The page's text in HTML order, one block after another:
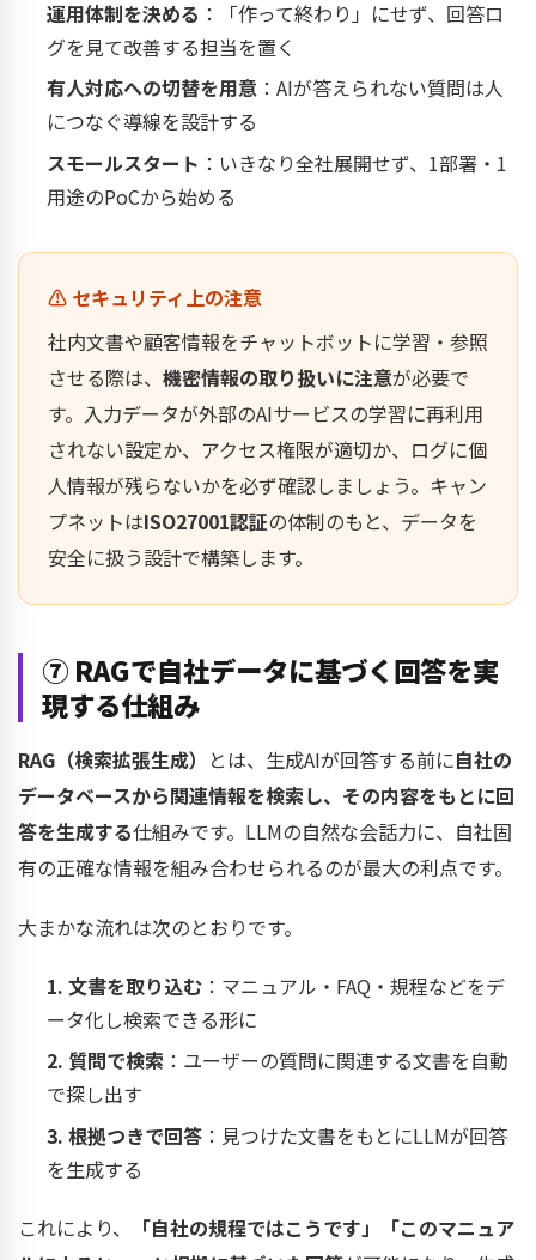
運用体制を決める ：「作って終わり」にせず、回答ロ
グを見て改善する担当を置く
有人対応への切替を用意 ：AIが答えられない質問は人
につなぐ導線を設計する
スモールスタート ：いきなり全社展開せず、1部署・1
用途のPoCから始める
⚠️ セキュリティ上の注意
社内文書や顧客情報をチャットボットに学習・参照
させる際は、 機密情報の取り扱いに注意が必要で
す。入力データが外部のAIサービスの学習に再利用
されない設定か、アクセス権限が適切か、ログに個
人情報が残らないかを必ず確認しましょう。キャン
プネットはISO27001認証の体制のもと、データを
安全に扱う設計で構築します。
⑦ RAGで自社データに基づく回答を実
現する仕組み
RAG（検索拡張生成） とは、生成AIが回答する前に自社の
データベースから関連情報を検索し、その内容をもとに回
答を生成する仕組みです。LLMの自然な会話力に、自社固
有の正確な情報を組み合わせられるのが最大の利点です。
大まかな流れは次のとおりです。
1. 文書を取り込む ：マニュアル・FAQ・規程などをデ
ータ化し検索できる形に
2. 質問で検索 ：ユーザーの質問に関連する文書を自動
で探し出す
3. 根拠つきで回答 ：見つけた文書をもとにLLMが回答
を生成する
これにより、
「自社の規程ではこうです」「このマニュア